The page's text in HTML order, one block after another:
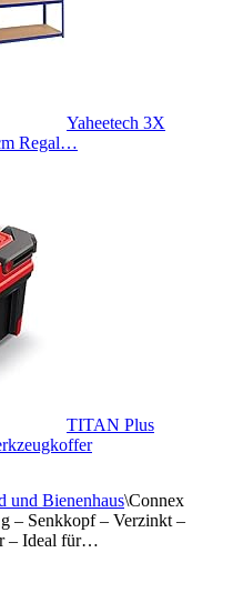
Yaheetech 3X
Regal…
TITAN Plus
und Bienenhaus\Connex
– Senkkopf – Verzinkt –
– Ideal für…